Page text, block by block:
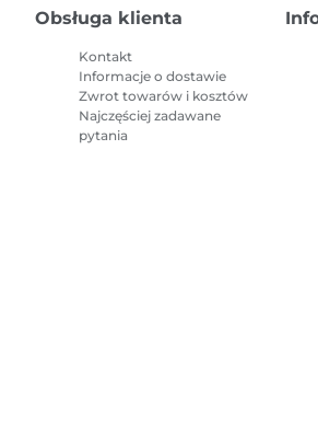
Obsługa klienta
Kontakt
Informacje o dostawie
Zwrot towarów i kosztów
Najczęściej zadawane
pytania